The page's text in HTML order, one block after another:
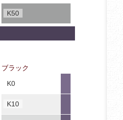
K50
ブラック
K0
K10